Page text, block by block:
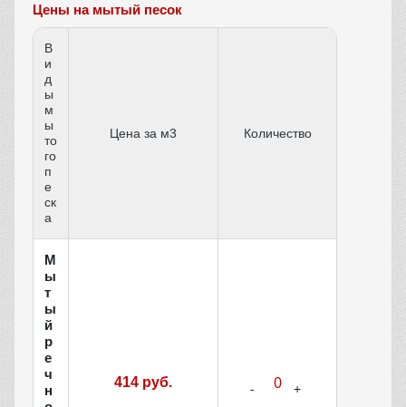
Цены на мытый песок
В
и
д
ы
м
ы
то
го
п
е
ск
а
Цена за м3 Количество
М
ы
т
ы
й
р
е
ч
н
414 руб.